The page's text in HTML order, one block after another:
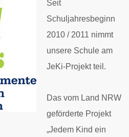
Seit
Schuljahresbeginn
2010 / 2011 nimmt
unsere Schule am
JeKi-Projekt teil.
Das vom Land NRW
geförderte Projekt
„Jedem Kind ein